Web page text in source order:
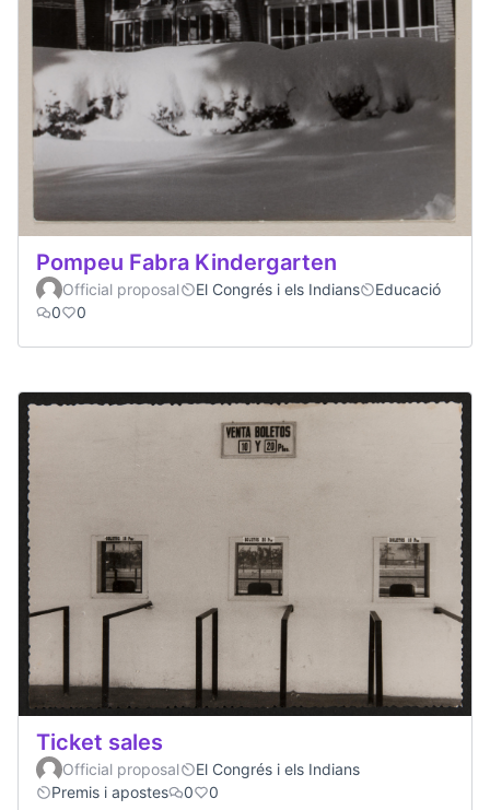
Pompeu Fabra Kindergarten
Official proposal El Congrés i els Indians
Educació
0
0
Ticket sales
Official proposal
El Congrés i els Indians
Premis i apostes
0 0